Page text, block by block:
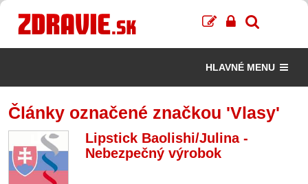
HLAVNÉ MENU
Články označené značkou 'Vlasy'
Lipstick Baolishi/Julina -
Nebezpečný výrobok